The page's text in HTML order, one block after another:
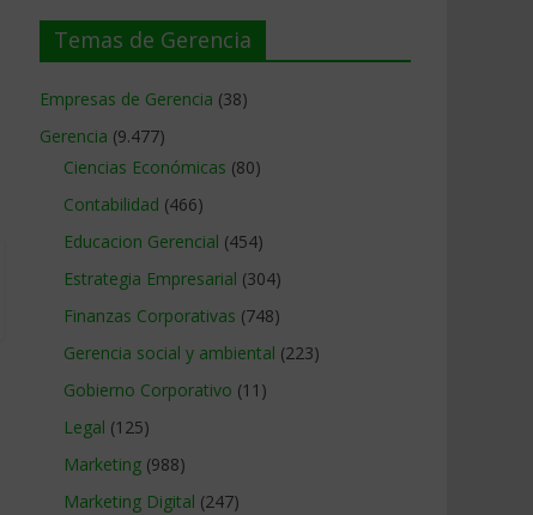
Temas de Gerencia
Empresas de Gerencia (38)
Gerencia (9.477)
Ciencias Económicas (80)
Contabilidad (466)
Educacion Gerencial (454)
Estrategia Empresarial (304)
Finanzas Corporativas (748)
Gerencia social y ambiental (223)
Gobierno Corporativo (11)
Legal (125)
Marketing (988)
Marketing Digital (247)